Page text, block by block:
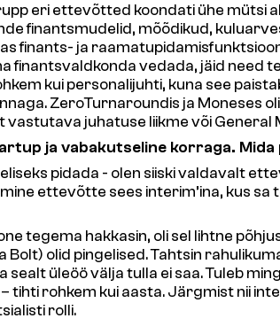
eri ettevõtted koondati ühe mütsi
finantsmudelid, mõõdikud,
finants- ja
finantsvaldkonda vedada, jäid need
kui personalijuhti, kuna see
ZeroTurnaroundis ja Moneses
juhatuse liikme või General
ja vabakutseline korraga.
pidada - olen siiski valdavalt
ettevõtte sees interim’ina, kus
tegema hakkasin, oli sel lihtne
olid pingelised. Tahtsin
üleöö välja tulla ei saa. Tuleb
tihti rohkem kui aasta. Järgmist nii
rolli.